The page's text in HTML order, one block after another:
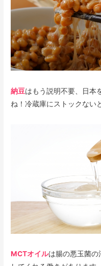
納豆はもう説明不要、日本
ね！冷蔵庫にストックない
MCTオイルは腸の悪玉菌の